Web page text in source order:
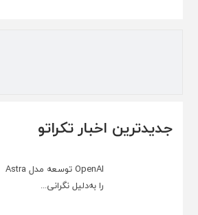
جدیدترین اخبار تکراتو
OpenAI توسعه مدل Astra
را به‌دلیل نگرانی...